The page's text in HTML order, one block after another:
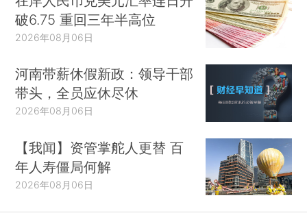
破6.75 重回三年半高位
2026年08月06日
河南带薪休假新政：领导干部
带头，全员应休尽休
2026年08月06日
【我闻】资管掌舵人更替 百
年人寿僵局何解
2026年08月06日